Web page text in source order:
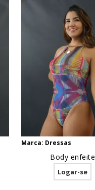
Marca: Dressas
Body enfeite
Logar-se